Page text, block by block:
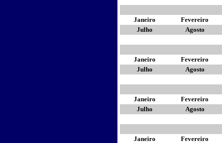
Janeiro
Fevereiro
Julho
Agosto
Janeiro
Fevereiro
Julho
Agosto
Janeiro
Fevereiro
Julho
Agosto
Janeiro
Fevereiro